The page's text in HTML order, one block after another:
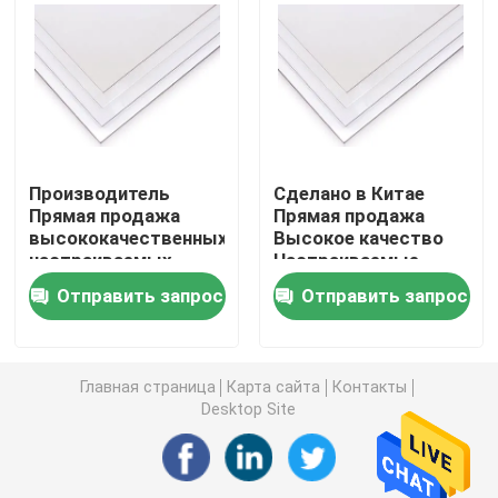
Пластиковый лист PVC
Крен фильма поликарбоната
Лист поликарбоната сота
Тройной лист поликарбоната слоя
Замороженный лист поликарбоната
Светлый отражая лист поликарбоната
лист
Производитель
Прямая продажа
высококачественных
настраиваемых
размеров
Прозрачный
пластиковый лист
Отправить запрос
Сделано в Китае
Прямая продажа
Высокое качество
Настраиваемые
размеры
Прозрачный
пластиковый лист
лист
Отправить запрос
Главная страница Карта сайта
Контакты
Desktop Site